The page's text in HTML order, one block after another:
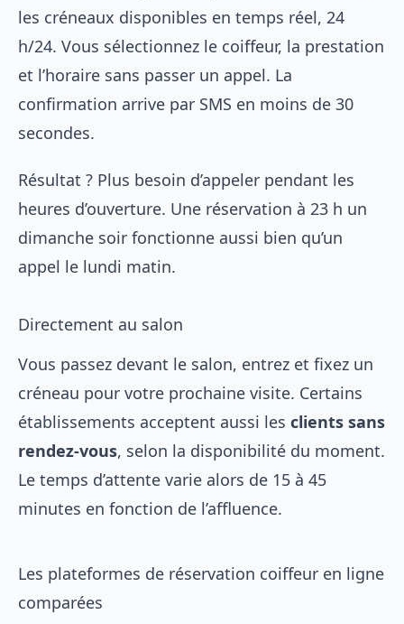
les créneaux disponibles en temps réel, 24
h/24. Vous sélectionnez le coiffeur, la prestation
et l’horaire sans passer un appel. La
confirmation arrive par SMS en moins de 30
secondes.
Résultat ? Plus besoin d’appeler pendant les
heures d’ouverture. Une réservation à 23 h un
dimanche soir fonctionne aussi bien qu’un
appel le lundi matin.
Directement au salon
Vous passez devant le salon, entrez et fixez un
créneau pour votre prochaine visite. Certains
établissements acceptent aussi les clients sans
rendez-vous, selon la disponibilité du moment.
Le temps d’attente varie alors de 15 à 45
minutes en fonction de l’affluence.
Les plateformes de réservation coiffeur en ligne
comparées